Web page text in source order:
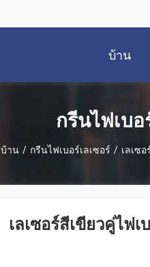
บ้าน
กรีนไฟเบ
บ้าน / กรีนไฟเบอร์เลเซอร์ / เลเซ
เลเซอร์สีเขียวคู่ไฟ